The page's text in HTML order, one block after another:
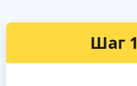
Шаг 1